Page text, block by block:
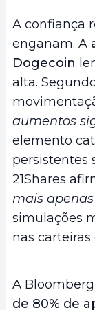
A confiança
enganam. A
Dogecoin
alta.
aumentos
elemento
persistentes
21Shares
mais
simulações
nas carteiras
A
de 80% de